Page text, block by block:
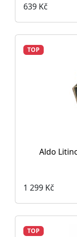
639 Kč
TOP
Aldo
1 299 Kč
TOP